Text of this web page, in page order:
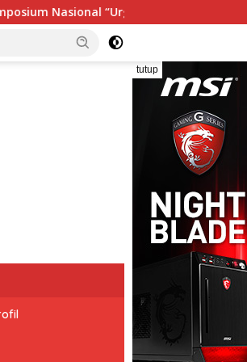
Nasional dan Kesejahteraan
tutup